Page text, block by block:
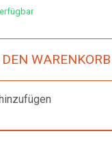
WARENKORB